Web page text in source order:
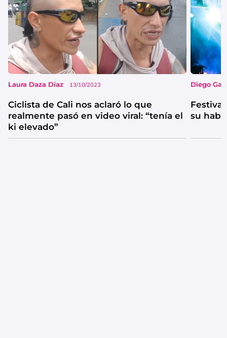
Laura Daza Díaz 13/10/2023
Ciclista de Cali nos aclaró lo que
realmente pasó en video viral: “tenía el
ki elevado”
Diego
su